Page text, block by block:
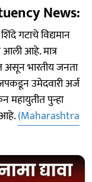
News:
गटाचे विद्यमान
आली आहे. मात्र
असून भारतीय जनता
उमेदवारी अर्ज
महायुतीत पुन्हा
आहे.(Maharashtra